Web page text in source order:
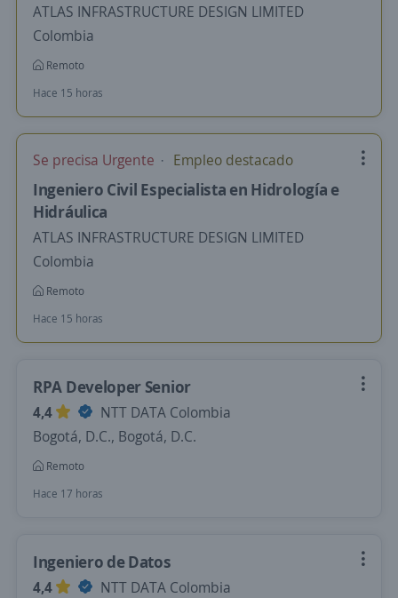
ATLAS INFRASTRUCTURE DESIGN LIMITED
Colombia
Remoto
Hace 15 horas
Se precisa Urgente Empleo destacado
Ingeniero Civil Especialista en Hidrología e
Hidráulica
ATLAS INFRASTRUCTURE DESIGN LIMITED
Colombia
Remoto
Hace 15 horas
RPA Developer Senior
4,4
NTT DATA Colombia
Bogotá, D.C., Bogotá, D.C.
Remoto
Hace 17 horas
Ingeniero de Datos
4,4
NTT DATA Colombia